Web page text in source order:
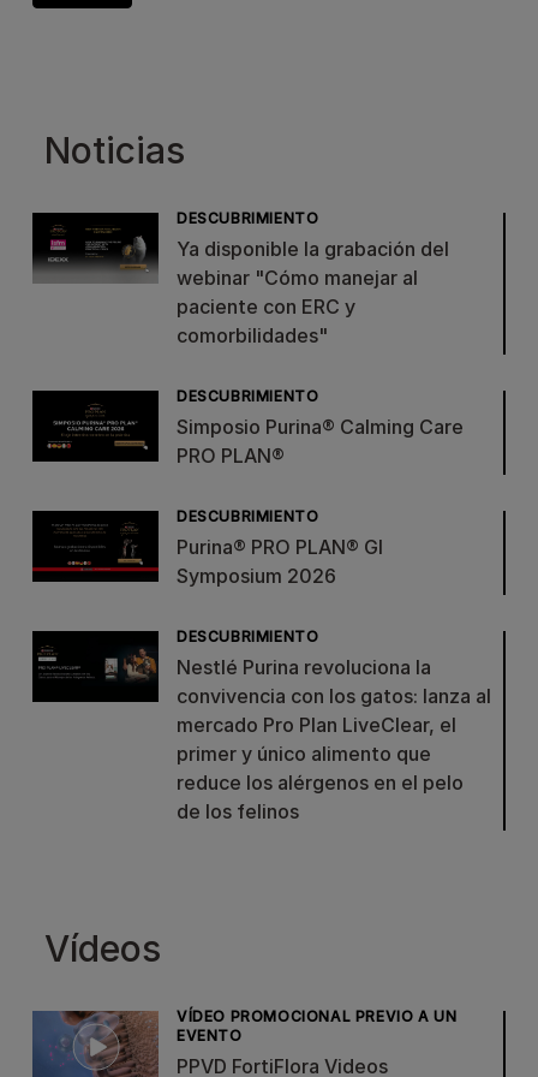
Noticias
DESCUBRIMIENTO
Ya disponible la grabación del
webinar "Cómo manejar al
paciente con ERC y
comorbilidades"
DESCUBRIMIENTO
Simposio Purina® Calming Care
PRO PLAN®
DESCUBRIMIENTO
Purina® PRO PLAN® GI
Symposium 2026
DESCUBRIMIENTO
Nestlé Purina revoluciona la
convivencia con los gatos: lanza al
mercado Pro Plan LiveClear, el
primer y único alimento que
reduce los alérgenos en el pelo
de los felinos
Vídeos
VÍDEO PROMOCIONAL PREVIO A UN
EVENTO
PPVD FortiFlora Videos